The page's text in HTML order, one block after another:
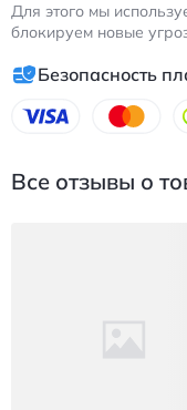
Для этого мы
блокируем новые
Безопасность
Все отзывы о